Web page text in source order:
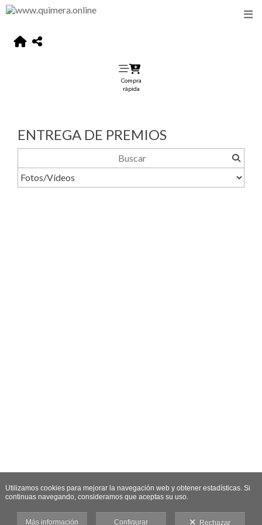
Compra
rápida
ENTREGA DE PREMIOS
Utilizamos cookies para mejorar la navegación web y obtener estadísticas. Si
continuas navegando, consideramos que aceptas su uso.
Más información Configurar Rechazar